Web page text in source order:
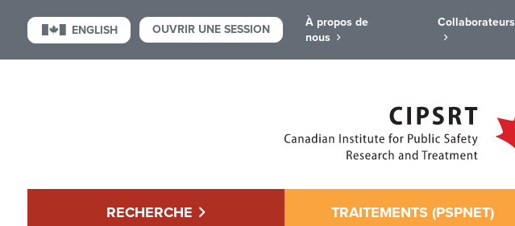
ENGLISH OUVRIR UNE SESSION
À propos de
nous
Collaborateurs
RECHERCHE TRAITEMENTS (PSPNET)